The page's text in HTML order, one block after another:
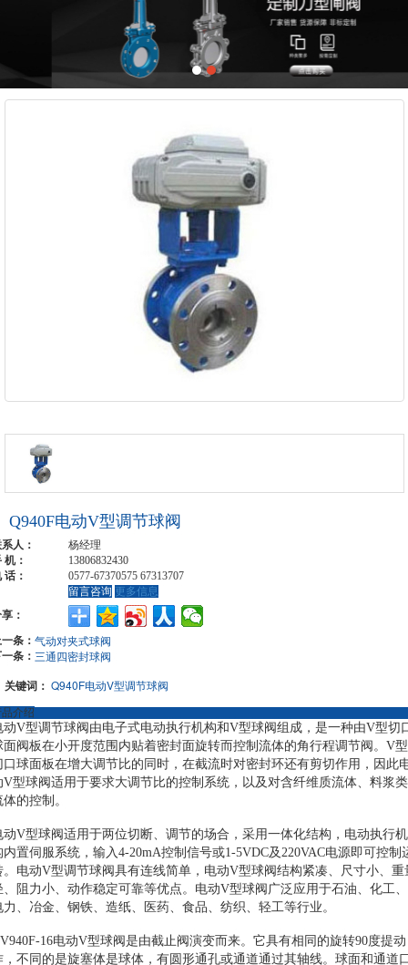
Q940F电动V型调节球阀
人：
杨经理
机：
13806832430
话：
0577-67370575 67313707
留言咨询 更多信息
：
条： 气动对夹式球阀
条： 三通四密封球阀
关键词： Q940F电动V型调节球阀
介绍
动V型调节球阀由电子式电动执行机构和V型球阀组成，是一种由V型切
面阀板在小开度范围内贴着密封面旋转而控制流体的角行程调节阀。V型
口球面板在增大调节比的同时，在截流时对密封环还有剪切作用，因此
V型球阀适用于要求大调节比的控制系统，以及对含纤维质流体、料浆类
的控制。
动V型球阀适用于两位切断、调节的场合，采用一体化结构，电动执行机
内置伺服系统，输入4-20mA控制信号或1-5VDC及220VAC电源即可控制
。电动V型调节球阀具有连线简单，电动V型球阀结构紧凑、尺寸小、重
、阻力小、动作稳定可靠等优点。电动V型球阀广泛应用于石油、化工、
力、冶金、钢铁、造纸、医药、食品、纺织、轻工等行业。
16电动V型球阀是由截止阀演变而来。它具有相同的旋转90度提动
，不同的是旋塞体是球体，有圆形通孔或通道通过其轴线。球面和通道